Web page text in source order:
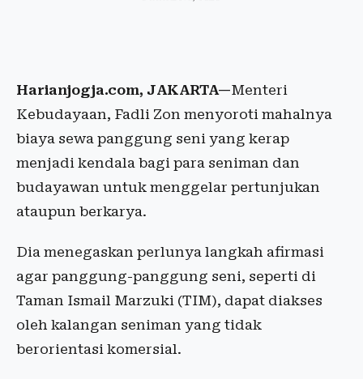
Harianjogja.com, JAKARTA—Menteri
Kebudayaan, Fadli Zon menyoroti mahalnya
biaya sewa panggung seni yang kerap
menjadi kendala bagi para seniman dan
budayawan untuk menggelar pertunjukan
ataupun berkarya.
Dia menegaskan perlunya langkah afirmasi
agar panggung-panggung seni, seperti di
Taman Ismail Marzuki (TIM), dapat diakses
oleh kalangan seniman yang tidak
berorientasi komersial.